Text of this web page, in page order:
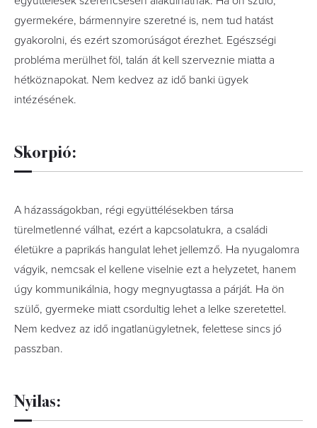
gyermekére, bármennyire szeretné is, nem tud hatást
gyakorolni, és ezért szomorúságot érezhet. Egészségi
probléma merülhet föl, talán át kell szerveznie miatta a
hétköznapokat. Nem kedvez az idő banki ügyek
intézésének.
Skorpió:
A házasságokban, régi együttélésekben társa
türelmetlenné válhat, ezért a kapcsolatukra, a családi
életükre a paprikás hangulat lehet jellemző. Ha nyugalomra
vágyik, nemcsak el kellene viselnie ezt a helyzetet, hanem
úgy kommunikálnia, hogy megnyugtassa a párját. Ha ön
szülő, gyermeke miatt csordultig lehet a lelke szeretettel.
Nem kedvez az idő ingatlanügyletnek, felettese sincs jó
passzban.
Nyilas: